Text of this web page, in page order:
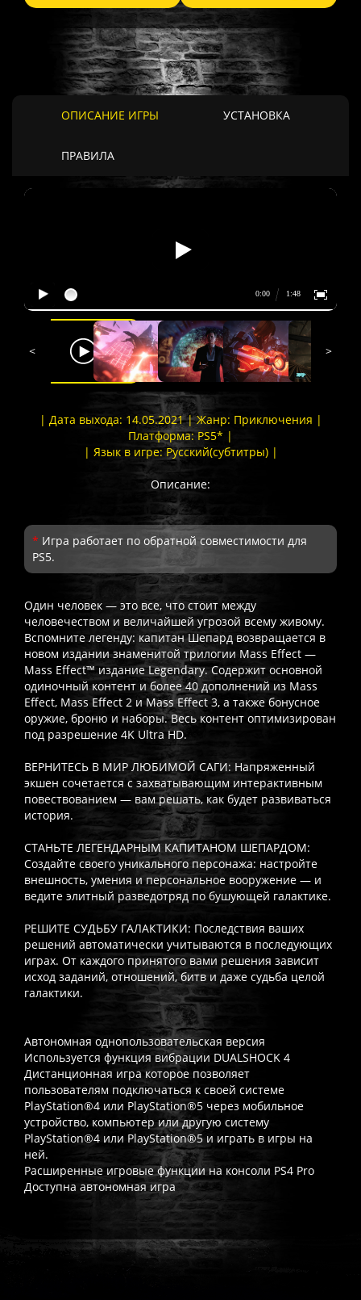
ОПИСАНИЕ ИГРЫ УСТАНОВКА
ПРАВИЛА
< >
| Дата выхода: 14.05.2021 | Жанр: Приключения |
Платформа: PS5* |
| Язык в игре: Русский(субтитры) |
Описание:
* Игра работает по обратной совместимости для
PS5.
Один человек — это все, что стоит между
человечеством и величайшей угрозой всему живому.
Вспомните легенду: капитан Шепард возвращается в
новом издании знаменитой трилогии Mass Effect —
Mass Effect™ издание Legendary. Содержит основной
одиночный контент и более 40 дополнений из Mass
Effect, Mass Effect 2 и Mass Effect 3, а также бонусное
оружие, броню и наборы. Весь контент оптимизирован
под разрешение 4K Ultra HD.
ВЕРНИТЕСЬ В МИР ЛЮБИМОЙ САГИ: Напряженный
экшен сочетается с захватывающим интерактивным
повествованием — вам решать, как будет развиваться
история.
СТАНЬТЕ ЛЕГЕНДАРНЫМ КАПИТАНОМ ШЕПАРДОМ:
Создайте своего уникального персонажа: настройте
внешность, умения и персональное вооружение — и
ведите элитный разведотряд по бушующей галактике.
РЕШИТЕ СУДЬБУ ГАЛАКТИКИ: Последствия ваших
решений автоматически учитываются в последующих
играх. От каждого принятого вами решения зависит
исход заданий, отношений, битв и даже судьба целой
галактики.
Автономная однопользовательская версия
Используется функция вибрации DUALSHOCK 4
Дистанционная игра которое позволяет
пользователям подключаться к своей системе
PlayStation®4 или PlayStation®5 через мобильное
устройство, компьютер или другую систему
PlayStation®4 или PlayStation®5 и играть в игры на
ней.
Расширенные игровые функции на консоли PS4 Pro
Доступна автономная игра
Часто спрашивают